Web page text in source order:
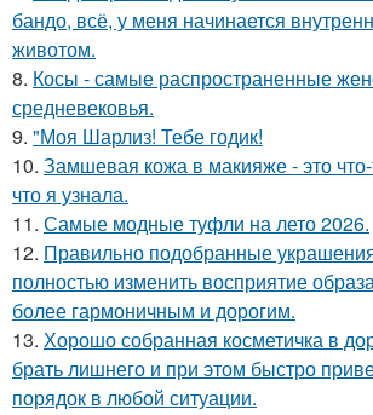
бандо, всё, у меня начинается
животом.
8. Косы - самые распространенные
средневековья.
9. "Моя Шарлиз! Тебе годик!
10. Замшевая кожа в макияже - это что-
что я узнала.
11. Самые модные туфли на лето 2026.
12. Правильно подобранные
полностью изменить восприятие
более гармоничным и дорогим.
13. Хорошо собранная косметичка в
брать лишнего и при этом быстро
порядок в любой ситуации.